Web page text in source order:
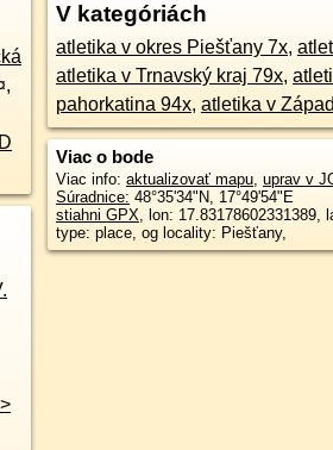
,
V kategóriách
atletika v okres Piešťany 7x,
atletika v Trnavský kraj 79x,
pahorkatina 94x, atletika v
Viac o bode
Viac info: aktualizovať mapu, uprav v
Súradnice: 48°35'34"N, 17°49'54"E
stiahni GPX, lon: 17.83178602331389,
type: place, og locality: Piešťany,